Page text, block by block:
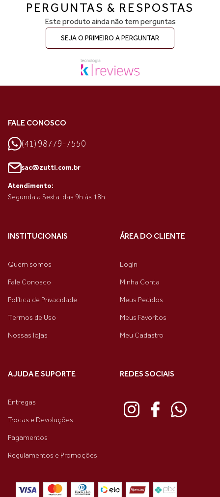
PERGUNTAS & RESPOSTAS
Este produto ainda não tem perguntas
SEJA O PRIMEIRO A PERGUNTAR
FALE CONOSCO
(41) 98779-7550
sac@zutti.com.br
Atendimento:
Segunda a Sexta. das 9h às 18h
INSTITUCIONAIS
Quem somos
Fale Conosco
Política de Privacidade
Termos de Uso
Nossas lojas
ÁREA DO CLIENTE
Login
Minha Conta
Meus Pedidos
Meus Favoritos
Meu Cadastro
AJUDA E SUPORTE
Entregas
Trocas e Devoluções
Pagamentos
Regulamentos e Promoções
REDES SOCIAIS